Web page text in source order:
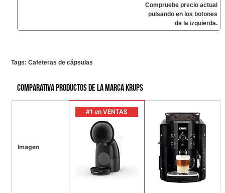
Compruebe precio actual
pulsando en los botones
de la izquierda.
Tags: Cafeteras de cápsulas
Comparativa productos de la marca KRUPS
Imagen
#1 en VENTAS